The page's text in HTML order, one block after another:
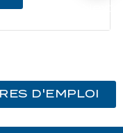
Next
D'EMPLOI